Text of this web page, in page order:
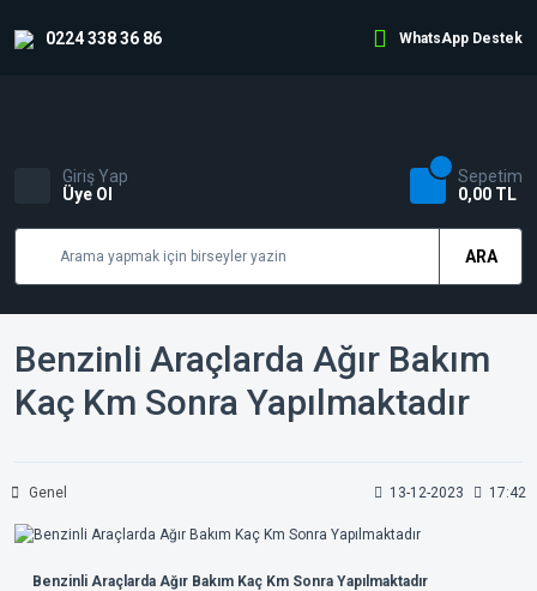
0224 338 36 86 WhatsApp Destek
ARA
Giriş Yap
Üye Ol
Sepetim
0,00 TL
Benzinli Araçlarda Ağır Bakım
Kaç Km Sonra Yapılmaktadır
Genel 13-12-2023 17:42
Benzinli Araçlarda Ağır Bakım Kaç Km Sonra Yapılmaktadır